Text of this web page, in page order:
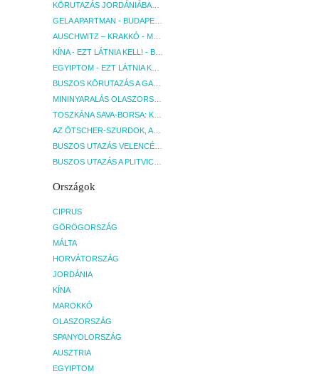
KÖRUTAZÁS JORDÁNIÁBAN, HOLT-TENGERI PIHENÉSSEL - BUDAPEST, REPÜLŐ
GELA APARTMAN - BUDAPEST, REPÜLŐ
AUSCHWITZ – KRAKKÓ - MEGRÁZÓ IDŐUTAZÁS! - BUDAPEST, BUSZ
KÍNA - EZT LÁTNIA KELL! - BUDAPEST, REPÜLŐ
EGYIPTOM - EZT LÁTNIA KELL! - BUDAPEST, REPÜLŐ
BUSZOS KÖRUTAZÁS A GARDA-TÓ KÖRNYÉKÉN - BUDAPEST, BUSZ
MININYARALÁS OLASZORSZÁGBAN: ÉSZAK-OLASZ GYÖNGYSZEMEK NYOMÁBAN - BUDAPEST, BUSZ
TOSZKÁNA SAVA-BORSA: KÓSTOLÓK ÉS KULTURÁLIS UTAZÁS - BUDAPEST, BUSZ
AZ ÖTSCHER-SZURDOK, AUSZTRIA GRAND CANYONJA - BUDAPEST, BUSZ
BUSZOS UTAZÁS VELENCÉBE - BUDAPEST, BUSZ
BUSZOS UTAZÁS A PLITVICEI-TAVAK NEMZETI PARKBA - BUDAPEST, BUSZ
Országok
CIPRUS
GÖRÖGORSZÁG
MÁLTA
HORVÁTORSZÁG
JORDÁNIA
KÍNA
MAROKKÓ
OLASZORSZÁG
SPANYOLORSZÁG
AUSZTRIA
EGYIPTOM